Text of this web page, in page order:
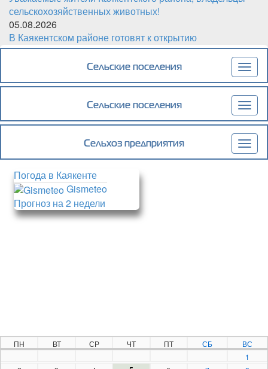
сельскохозяйственных животных!
05.08.2026
В Каякентском районе готовят к открытию
обновленный детский сад «Чебурашка»
Сельские поселения
Сельские поселения
Сельхоз предприятия
Погода в Каякенте
Gismeteo
Прогноз на 2 недели
ПН ВТ СР ЧТ ПТ СБ
ВС
1